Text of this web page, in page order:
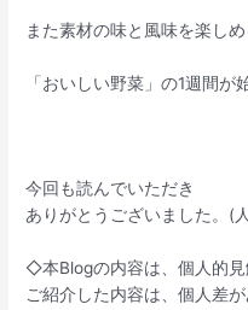
また素材の味と風味を楽しめ
「おいしい野菜」の1週間が
今回も読んでいただき
ありがとうございました。(
◇本Blogの内容は、個人的見
ご紹介した内容は、個人差